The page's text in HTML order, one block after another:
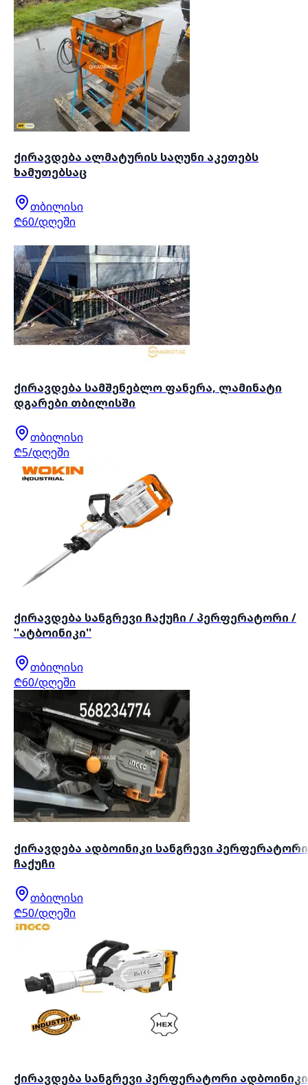
ქირავდება ალმატურის საღუნი აკეთებს
ხამუთებსაც
თბილისი
₾60/დღეში
ქირავდება სამშენებლო ფანერა, ლამინატი
დგარები თბილისში
თბილისი
₾5/დღეში
ქირავდება სანგრევი ჩაქუჩი / პერფერატორი /
''ატბოინიკი''
თბილისი
₾60/დღეში
ქირავდება ადბოინიკი სანგრევი პერფერატორი
ჩაქუჩი
თბილისი
₾50/დღეში
ქირავდება სანგრევი პერფერატორი ადბოინიკი